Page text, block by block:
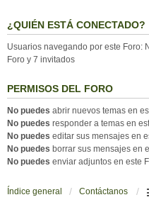
¿QUIÉN ESTÁ CONECTADO?
Usuarios navegando por este Foro:
Foro y 7 invitados
PERMISOS DEL FORO
No puedes abrir nuevos temas en
No puedes responder a temas en
No puedes editar sus mensajes en
No puedes borrar sus mensajes en
No puedes enviar adjuntos en este
Índice general Contáctanos